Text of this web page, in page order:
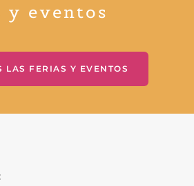
y eventos
LAS FERIAS Y EVENTOS